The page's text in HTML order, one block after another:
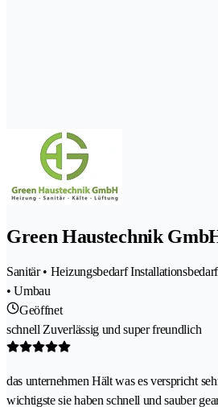
Green Haustechnik
Sanitär • Heizungsbedarf
• Umbau
Geöffnet
schnell Zuverlässig und super freundlich
das unternehmen Hält was es verspricht
wichtigste sie haben schnell und sauber